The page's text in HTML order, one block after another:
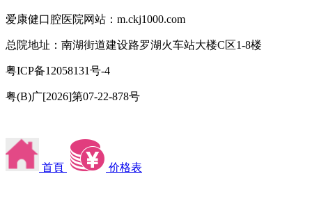
爱康健口腔医院网站：m.ckj1000.com
总院地址：南湖街道建设路罗湖火车站大楼C区1-8楼
粤ICP备12058131号-4
粤(B)广[2026]第07-22-878号
首頁 价格表